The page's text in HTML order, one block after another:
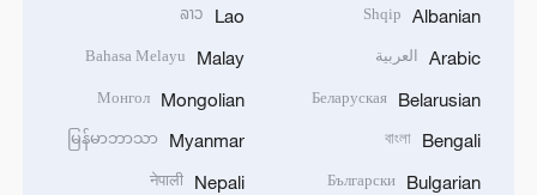
Albanian
Shqip
Arabic العربية
Belarusian
Беларуская
Bengali
বাংলা
Bulgarian
Български
Lao
ລາວ
Malay
Bahasa Melayu
Mongolian
Монгол
Myanmar
မြန်မာဘာသာ
Nepali
नेपाली